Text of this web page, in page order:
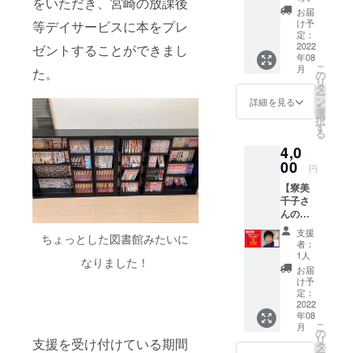
等デイサービスに本をプレ
ゼントすることができまし
た。
ちょっとした図書館みたいに
なりました！
支援を受け付けている期間
奈良少
年刑務
所で、
「物語
の教
室」を
その成
果を
ら白を
えらん
だので
す 奈
良少年
刑務
所』
（新潮
文庫）
と、続
編『世
界は
もっと
美しく
なる
やプロ
グラム
は、決
まり次
第ご連
絡致し
☆プロ
フィー
年、東
京生ま
れ。
2005
年、泉
鏡花文
学賞受
賞を機
に、翌
年奈良
に転
居。
2007年
より、
奈良少
す）
※当日、
視聴で
きない
方は
アーカ
イブ動
画も閲
期限は
ありま
せん。
（正式
な日時
やプロ
グラム
は、決
まり次
第ご連
絡致し
ます）
☆プロ
フィー
ル☆
ます。
また、
山口修
平さん
のweb
講演会
に参加
するこ
日時：
8/20(土
）14:00
～15:30
頃
☆zoom
からの
参加
（講演
数日前
にメー
ルで
URLを
送りま
す）
※当日、
参加】
寮美千
子さん
著、
『あふ
れでた
のは や
さしさ
だっ
た』＆
ちゃん
の花
園』
（西日
本出版
社）の
計2冊、
購入で
きま
す。ま
た、寮
美千子
さんの
web講
演会に
参加す
お届
け予
定：
2022
年08
月
詳細を見る
こ
の
リ
タ
ー
ン
を
選
択
す
る
4,0
00 円
【寮美
千子さ
んの本2
冊プレ
ゼント
&WEB
講演の
参加】
大阪府
内の施
設に寮
美千子
さん
支援
者：
1人
お届
け予
定：
2022
年08
月
こ
の
リ
タ